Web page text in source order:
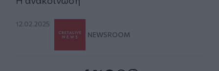
12.02.2025
NEWSROOM